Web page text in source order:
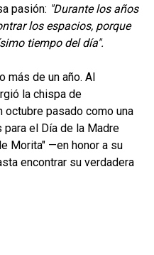
pasión: "Durante los años
los espacios, porque
tiempo del día".
más de un año. Al
la chispa de
octubre pasado como una
el Día de la Madre
Morita" —en honor a su
encontrar su verdadera